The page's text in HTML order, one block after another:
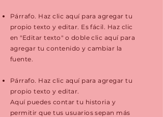
Párrafo. Haz clic aquí para agregar tu
propio texto y editar. Es fácil. Haz clic
en "Editar texto" o doble clic aquí para
agregar tu contenido y cambiar la
fuente.
Párrafo. Haz clic aquí para agregar tu
propio texto y editar.
Aquí puedes contar tu historia y
permitir que tus usuarios sepan más